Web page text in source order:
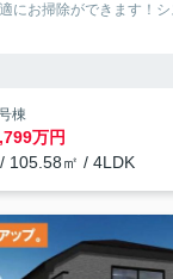
にお掃除ができます！
棟
万円
105.58㎡ / 4LDK